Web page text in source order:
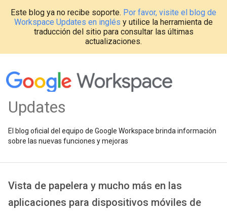
Este blog ya no recibe soporte. Por favor, visite el blog de
Workspace Updates en inglés y utilice la herramienta de
traducción del sitio para consultar las últimas
actualizaciones.
Updates
El blog oficial del equipo de Google Workspace brinda información
sobre las nuevas funciones y mejoras
Vista de papelera y mucho más en las
aplicaciones para dispositivos móviles de